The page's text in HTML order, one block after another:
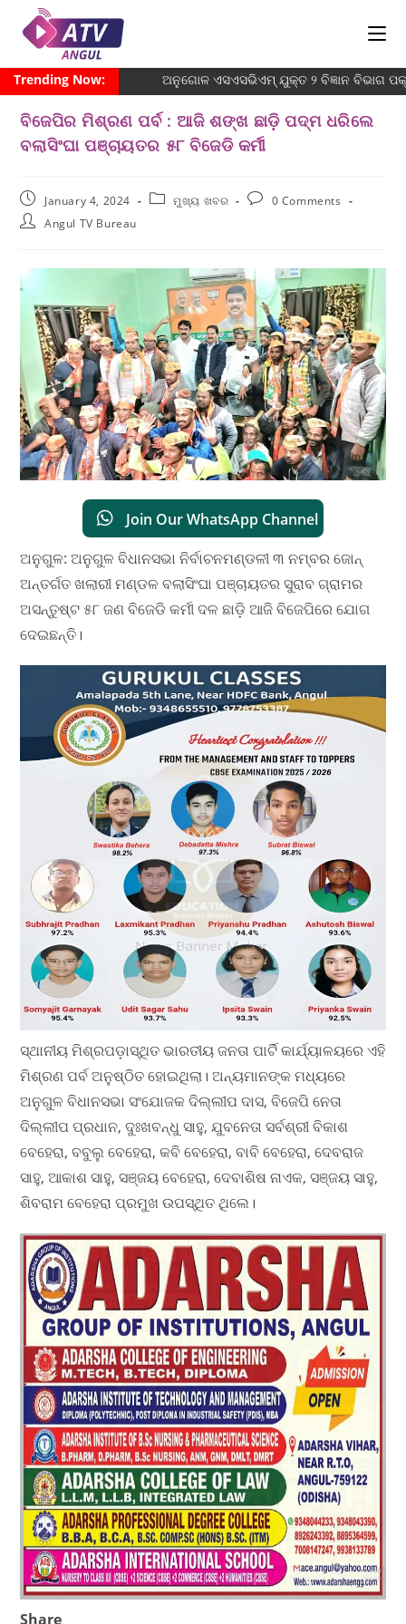
Trending Now: ଅନୁଗୋଳ ଏସଏସଭିଏମ୍ ଯୁକ୍ତ ୨ ବିଜ୍ଞାନ ବିଭାଗ
ବିଜେପିର ମିଶ୍ରଣ ପର୍ବ : ଆଜି ଶଙ୍ଖ ଛାଡ଼ି ପଦ୍ମ ଧରିଲେ
ବଲାସିଂଘା ପଞ୍ଚାୟତର ୫୮ ବିଜେଡି କର୍ମୀ
January 4, 2024 ମୁଖ୍ୟ ଖବର
0 Comments
Angul TV Bureau
Join Our WhatsApp Channel
ଅନୁଗୁଳ: ଅନୁଗୁଳ ବିଧାନସଭା ନିର୍ବାଚନମଣ୍ଡଳୀ ୩ ନମ୍ବର ଜୋନ୍‌
ଅନ୍ତର୍ଗତ ଖଲାରୀ ମଣ୍ଡଳ ବଲାସିଂଘା ପଞ୍ଚାୟତର ସୁରାବ ଗ୍ରାମର
ଅସନ୍ତୁଷ୍ଟ ୫୮ ଜଣ ବିଜେଡି କର୍ମୀ ଦଳ ଛାଡ଼ି ଆଜି ବିଜେପିରେ ଯୋଗ
ଦେଇଛନ୍ତି।
ସ୍ଥାନୀୟ ମିଶ୍ରପଡ଼ାସ୍ଥିତ ଭାରତୀୟ ଜନତା ପାର୍ଟି କାର୍ଯ୍ୟାଳୟରେ ଏହି
ମିଶ୍ରଣ ପର୍ବ ଅନୁଷ୍ଠିତ ହୋଇଥିଲା। ଅନ୍ୟମାନଙ୍କ ମଧ୍ୟରେ
ଅନୁଗୁଳ ବିଧାନସଭା ସଂଯୋଜକ ଦିଲ୍ଲୀପ ଦାସ, ବିଜେପି ନେତା
ଦିଲ୍ଲୀପ ପ୍ରଧାନ, ଦୁଃଖବନ୍ଧୁ ସାହୁ, ଯୁବନେତା ସର୍ବଶ୍ରୀ ବିକାଶ
ବେହେରା, ବବୁଲୁ ବେହେରା, କବି ବେହେରା, ବାବି ବେହେରା, ଦେବରାଜ
ସାହୁ, ଆକାଶ ସାହୁ, ସଞ୍ଜୟ ବେହେରା, ଦେବାଶିଷ ନାଏକ, ସଞ୍ଜୟ ସାହୁ,
ଶିବରାମ ବେହେରା ପ୍ରମୁଖ ଉପସ୍ଥିତ ଥିଲେ।
Share